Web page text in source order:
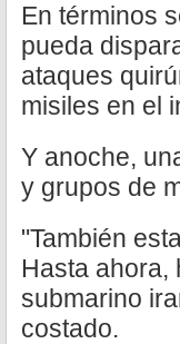
En términos
pueda
ataques
misiles en el
Y anoche,
y grupos de
"También
Hasta ahora,
submarino
costado.